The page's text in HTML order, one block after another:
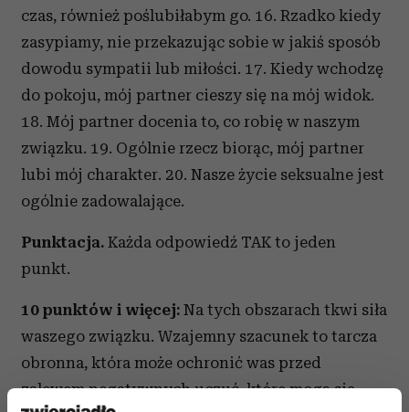
czas, również poślubiłabym go. 16. Rzadko kiedy
zasypiamy, nie przekazując sobie w jakiś sposób
dowodu sympatii lub miłości. 17. Kiedy wchodzę
do pokoju, mój partner cieszy się na mój widok.
18. Mój partner docenia to, co robię w naszym
związku. 19. Ogólnie rzecz biorąc, mój partner
lubi mój charakter. 20. Nasze życie seksualne jest
ogólnie zadowalające.
Punktacja. Każda odpowiedź TAK to jeden
punkt.
10 punktów i więcej: Na tych obszarach tkwi siła
waszego związku. Wzajemny szacunek to tarcza
obronna, która może ochronić was przed
zalewem negatywnych uczuć, które mogą się